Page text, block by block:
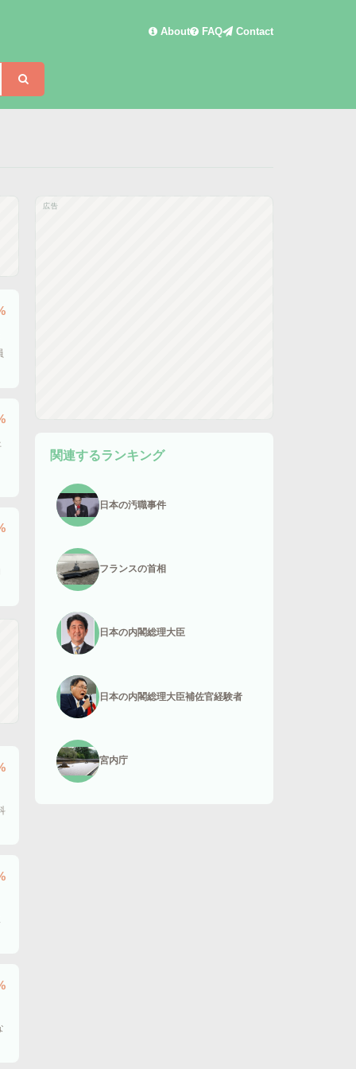
About FAQ Contact
広告
関連するランキング
日本の汚職事件
フランスの首相
日本の内閣総理大臣
日本の内閣総理大臣補佐官経験者
宮内庁